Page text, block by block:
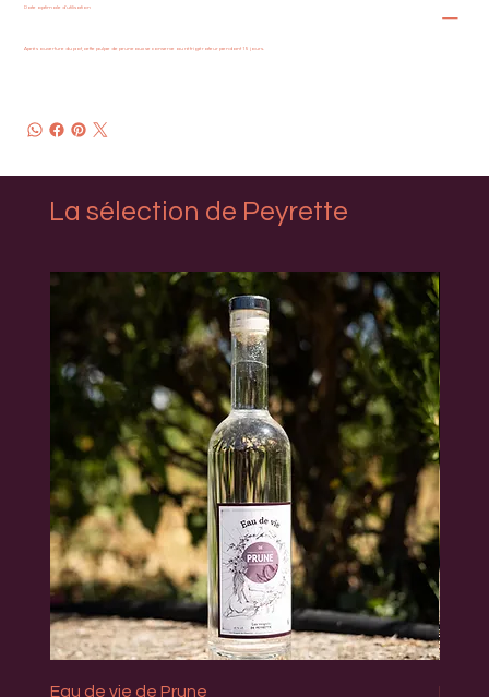
Date optimale d'utilisation
Après ouverture du pot, cette pulpe de pruneaux se conserve au réfrigérateur pendant 15 jours.
La sélection de Peyrette
Eau de vie de Prune Eau